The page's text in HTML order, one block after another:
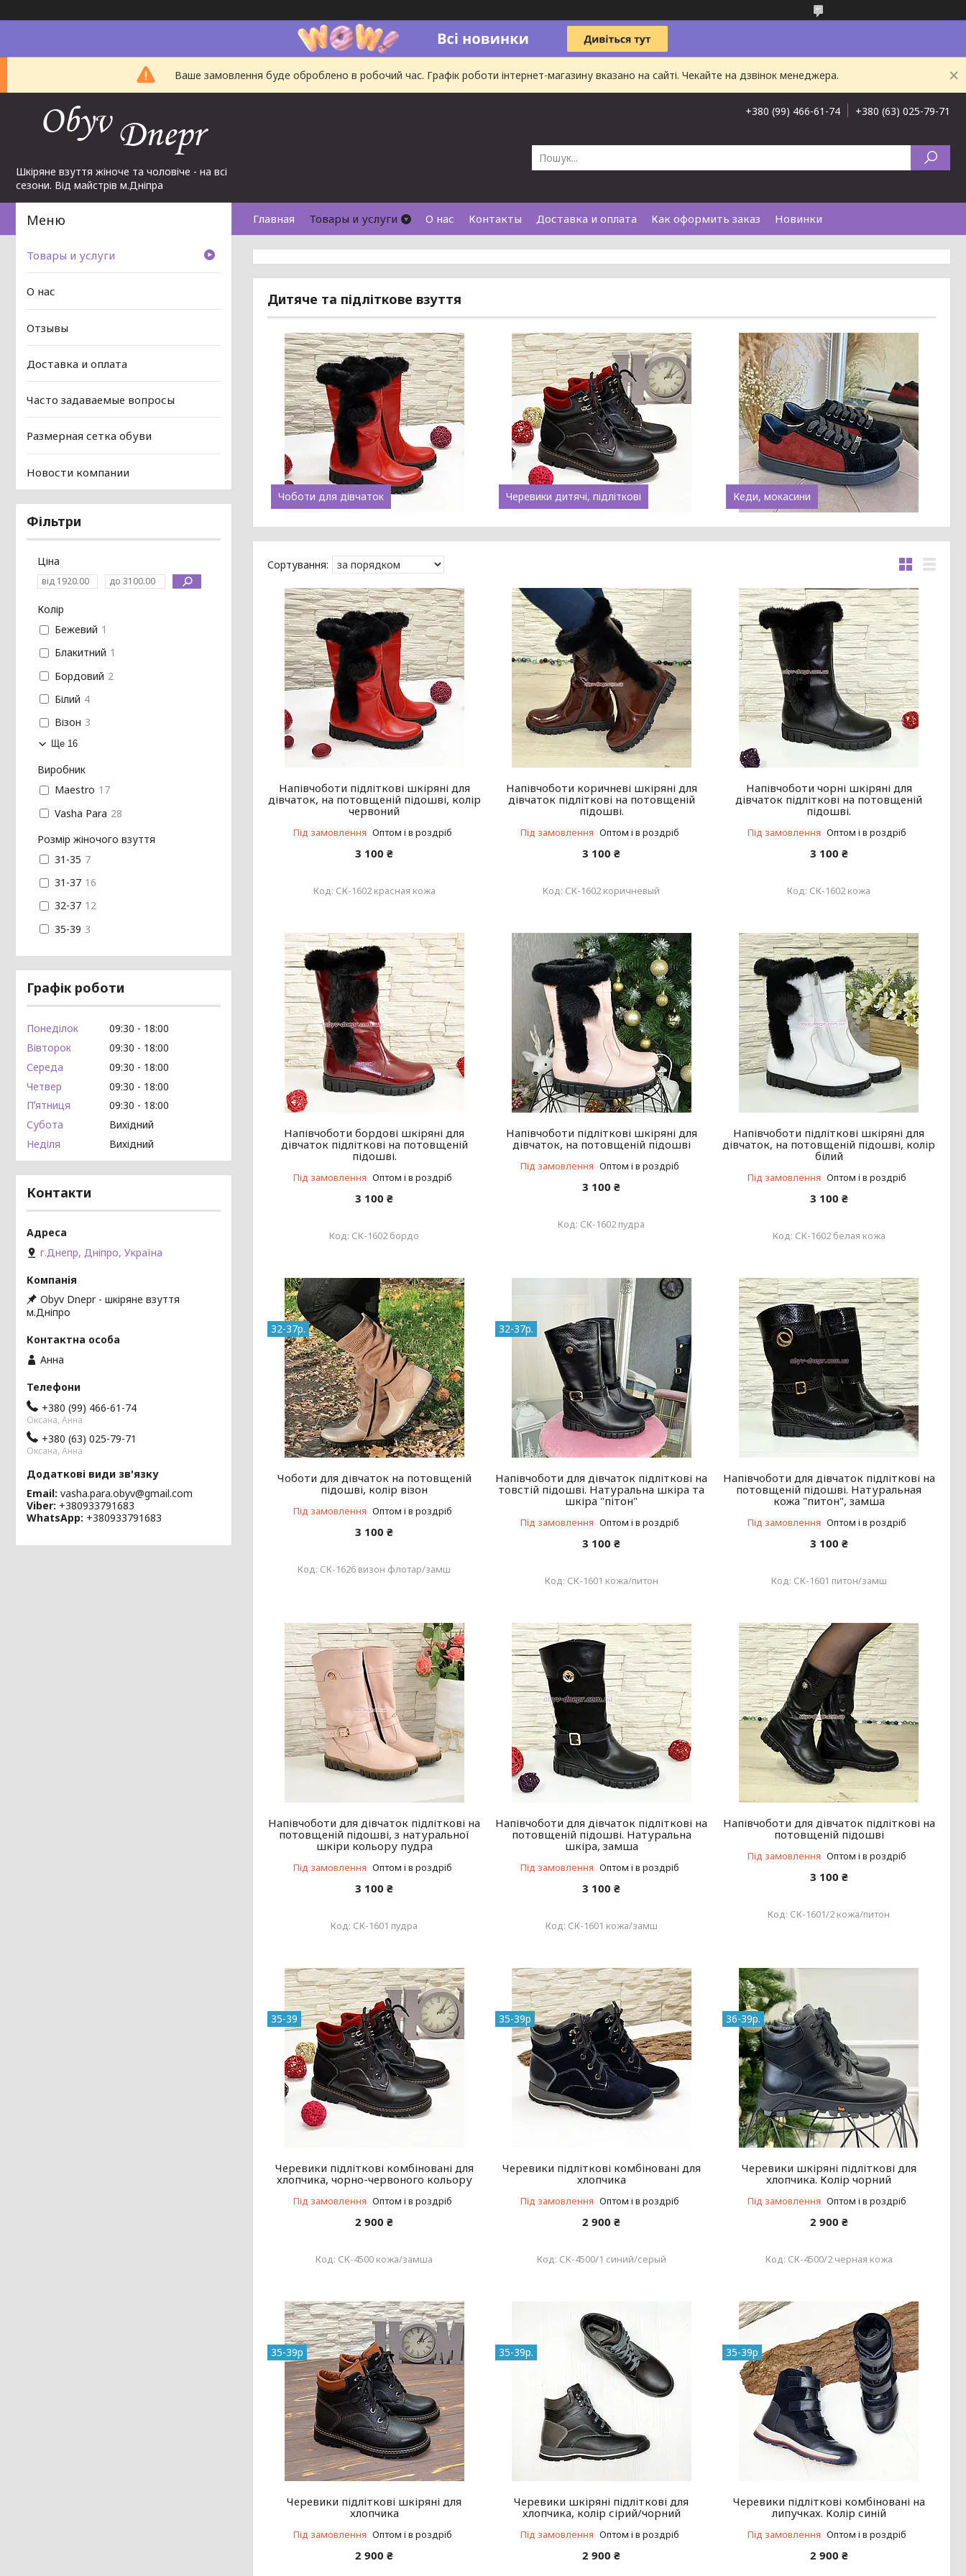
Ваше замовлення буде оброблено в робочий час. Графік роботи інтернет-магазину вказано на сайті. Чекайте на дзвінок менеджера.
Шкіряне взуття жіноче та чоловіче - на всі
сезони. Від майстрів м.Дніпра
+380 (99) 466-61-74 +380 (63) 025-79-71
Главная Товары и услуги О нас Контакты Доставка и оплата Как оформить заказ Новинки
Дитяче та підліткове взуття
Чоботи для дівчаток Черевики дитячі, підліткові Кеди, мокасини
Напівчоботи підліткові шкіряні для
дівчаток, на потовщеній підошві, колір
червоний
Під замовлення Оптом і в роздріб
3 100 ₴
СК-1602 красная кожа
Напівчоботи коричневі шкіряні для
дівчаток підліткові на потовщеній
підошві.
Під замовлення Оптом і в роздріб
3 100 ₴
СК-1602 коричневый
Напівчоботи чорні шкіряні для
дівчаток підліткові на потовщеній
підошві.
Під замовлення Оптом і в роздріб
3 100 ₴
СК-1602 кожа
Напівчоботи бордові шкіряні для
дівчаток підліткові на потовщеній
підошві.
Під замовлення Оптом і в роздріб
3 100 ₴
СК-1602 бордо
Напівчоботи підліткові шкіряні для
дівчаток, на потовщеній підошві
Під замовлення Оптом і в роздріб
3 100 ₴
СК-1602 пудра
Напівчоботи підліткові шкіряні для
дівчаток, на потовщеній підошві, колір
білий
Під замовлення Оптом і в роздріб
3 100 ₴
СК-1602 белая кожа
32-37р.
Чоботи для дівчаток на потовщеній
підошві, колір візон
Під замовлення Оптом і в роздріб
3 100 ₴
СК-1626 визон флотар/замш
32-37р.
Напівчоботи для дівчаток підліткові на
товстій підошві. Натуральна шкіра та
шкіра "пітон"
Під замовлення Оптом і в роздріб
3 100 ₴
СК-1601 кожа/питон
Напівчоботи для дівчаток підліткові на
потовщеній підошві. Натуральная
кожа "питон", замша
Під замовлення Оптом і в роздріб
3 100 ₴
СК-1601 питон/замш
Напівчоботи для дівчаток підліткові на
потовщеній підошві, з натуральної
шкіри кольору пудра
Під замовлення Оптом і в роздріб
3 100 ₴
СК-1601 пудра
Напівчоботи для дівчаток підліткові на
потовщеній підошві. Натуральна
шкіра, замша
Під замовлення Оптом і в роздріб
3 100 ₴
СК-1601 кожа/замш
Напівчоботи для дівчаток підліткові на
потовщеній підошві
Під замовлення Оптом і в роздріб
3 100 ₴
СК-1601/2 кожа/питон
35-39
Черевики підліткові комбіновані для
хлопчика, чорно-червоного кольору
Під замовлення Оптом і в роздріб
2 900 ₴
СК-4500 кожа/замша
35-39р
Черевики підліткові комбіновані для
хлопчика
Під замовлення Оптом і в роздріб
2 900 ₴
СК-4500/1 синий/серый
36-39р.
Черевики шкіряні підліткові для
хлопчика. Колір чорний
Під замовлення Оптом і в роздріб
2 900 ₴
СК-4500/2 черная кожа
35-39р
Черевики підліткові шкіряні для
хлопчика
Під замовлення Оптом і в роздріб
2 900 ₴
35-39р.
Черевики шкіряні підліткові для
хлопчика, колір сірий/чорний
Під замовлення Оптом і в роздріб
2 900 ₴
35-39р
Черевики підліткові комбіновані на
липучках. Колір синій
Під замовлення Оптом і в роздріб
2 900 ₴
Товары и услуги
О нас
Отзывы
Доставка и оплата
Часто задаваемые вопросы
Размерная сетка обуви
Новости компании
Фільтри
Ціна
Колір
Бежевий 1
Блакитний 1
Бордовий 2
Білий 4
Візон 3
Ще 16
Виробник
Maestro 17
Vasha Para 28
Розмір жіночого взуття
31-35 7
31-37 16
32-37 12
35-39 3
Графік роботи
Понеділок 09:30
18:00
Вівторок
09:30
18:00
Середа
09:30
18:00
Четвер
09:30
18:00
Пʼятниця
09:30
18:00
Субота
Вихідний
Неділя
Вихідний
Контакти
г.Днепр, Дніпро, Україна
Obyv Dnepr - шкіряне взуття
м.Дніпро
Анна
+380 (99) 466-61-74
Оксана, Анна
+380 (63) 025-79-71
Оксана, Анна
Email vasha.para.obyv@gmail.com
Viber +380933791683
WhatsApp +380933791683